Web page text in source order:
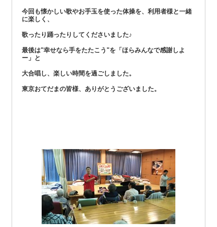
今回も懐かしい歌やお手玉を使った体操を、利用者様と一緒
に楽しく、
歌ったり踊ったりしてくださいました♪
最後は"幸せなら手をたたこう"を「ほらみんなで感謝しよ
ー」と
大合唱し、楽しい時間を過ごしました。
東京おてだまの皆様、ありがとうございました。